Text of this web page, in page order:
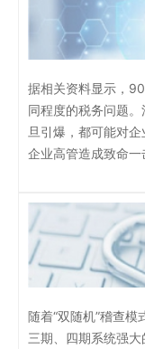
据相关资料显示，
同程度的税务问题
旦引爆，都可能对
企业高管造成致命一
随着“双随机”稽查
三期、四期系统强